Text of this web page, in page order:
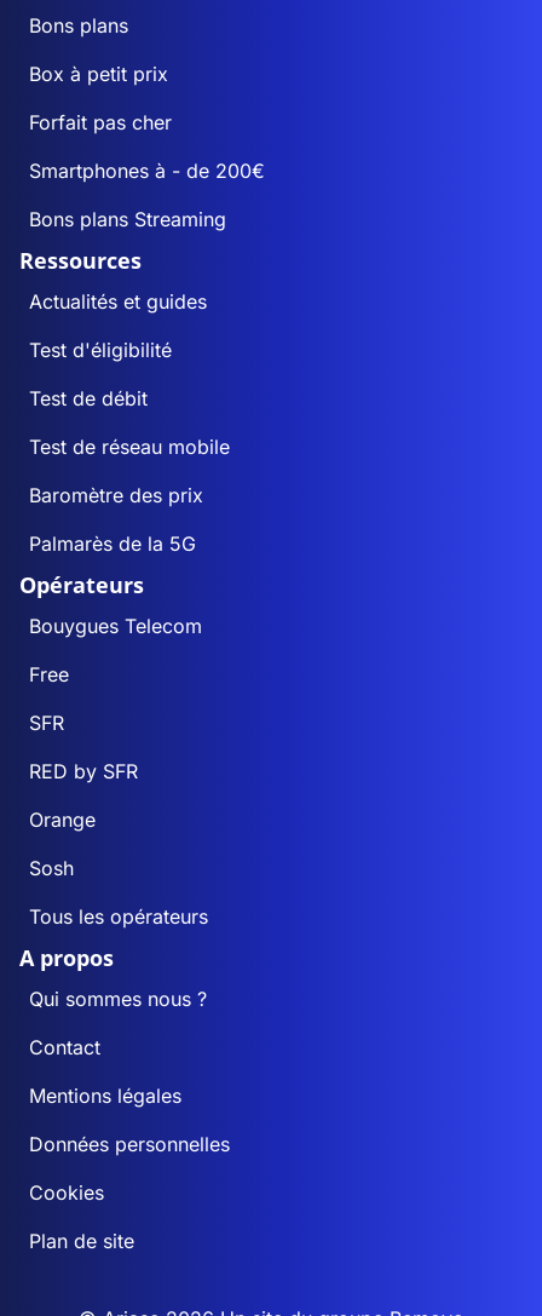
Bons plans
Box à petit prix
Forfait pas cher
Smartphones à - de 200€
Bons plans Streaming
Ressources
Actualités et guides
Test d'éligibilité
Test de débit
Test de réseau mobile
Baromètre des prix
Palmarès de la 5G
Opérateurs
Bouygues Telecom
Free
SFR
RED by SFR
Orange
Sosh
Tous les opérateurs
A propos
Qui sommes nous ?
Contact
Mentions légales
Données personnelles
Cookies
Plan de site